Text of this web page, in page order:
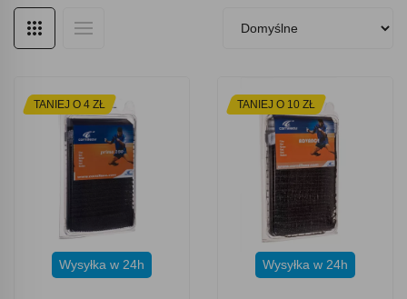
TANIEJ O 4 ZŁ
Wysyłka w 24h
TANIEJ O 10 ZŁ
Wysyłka w 24h